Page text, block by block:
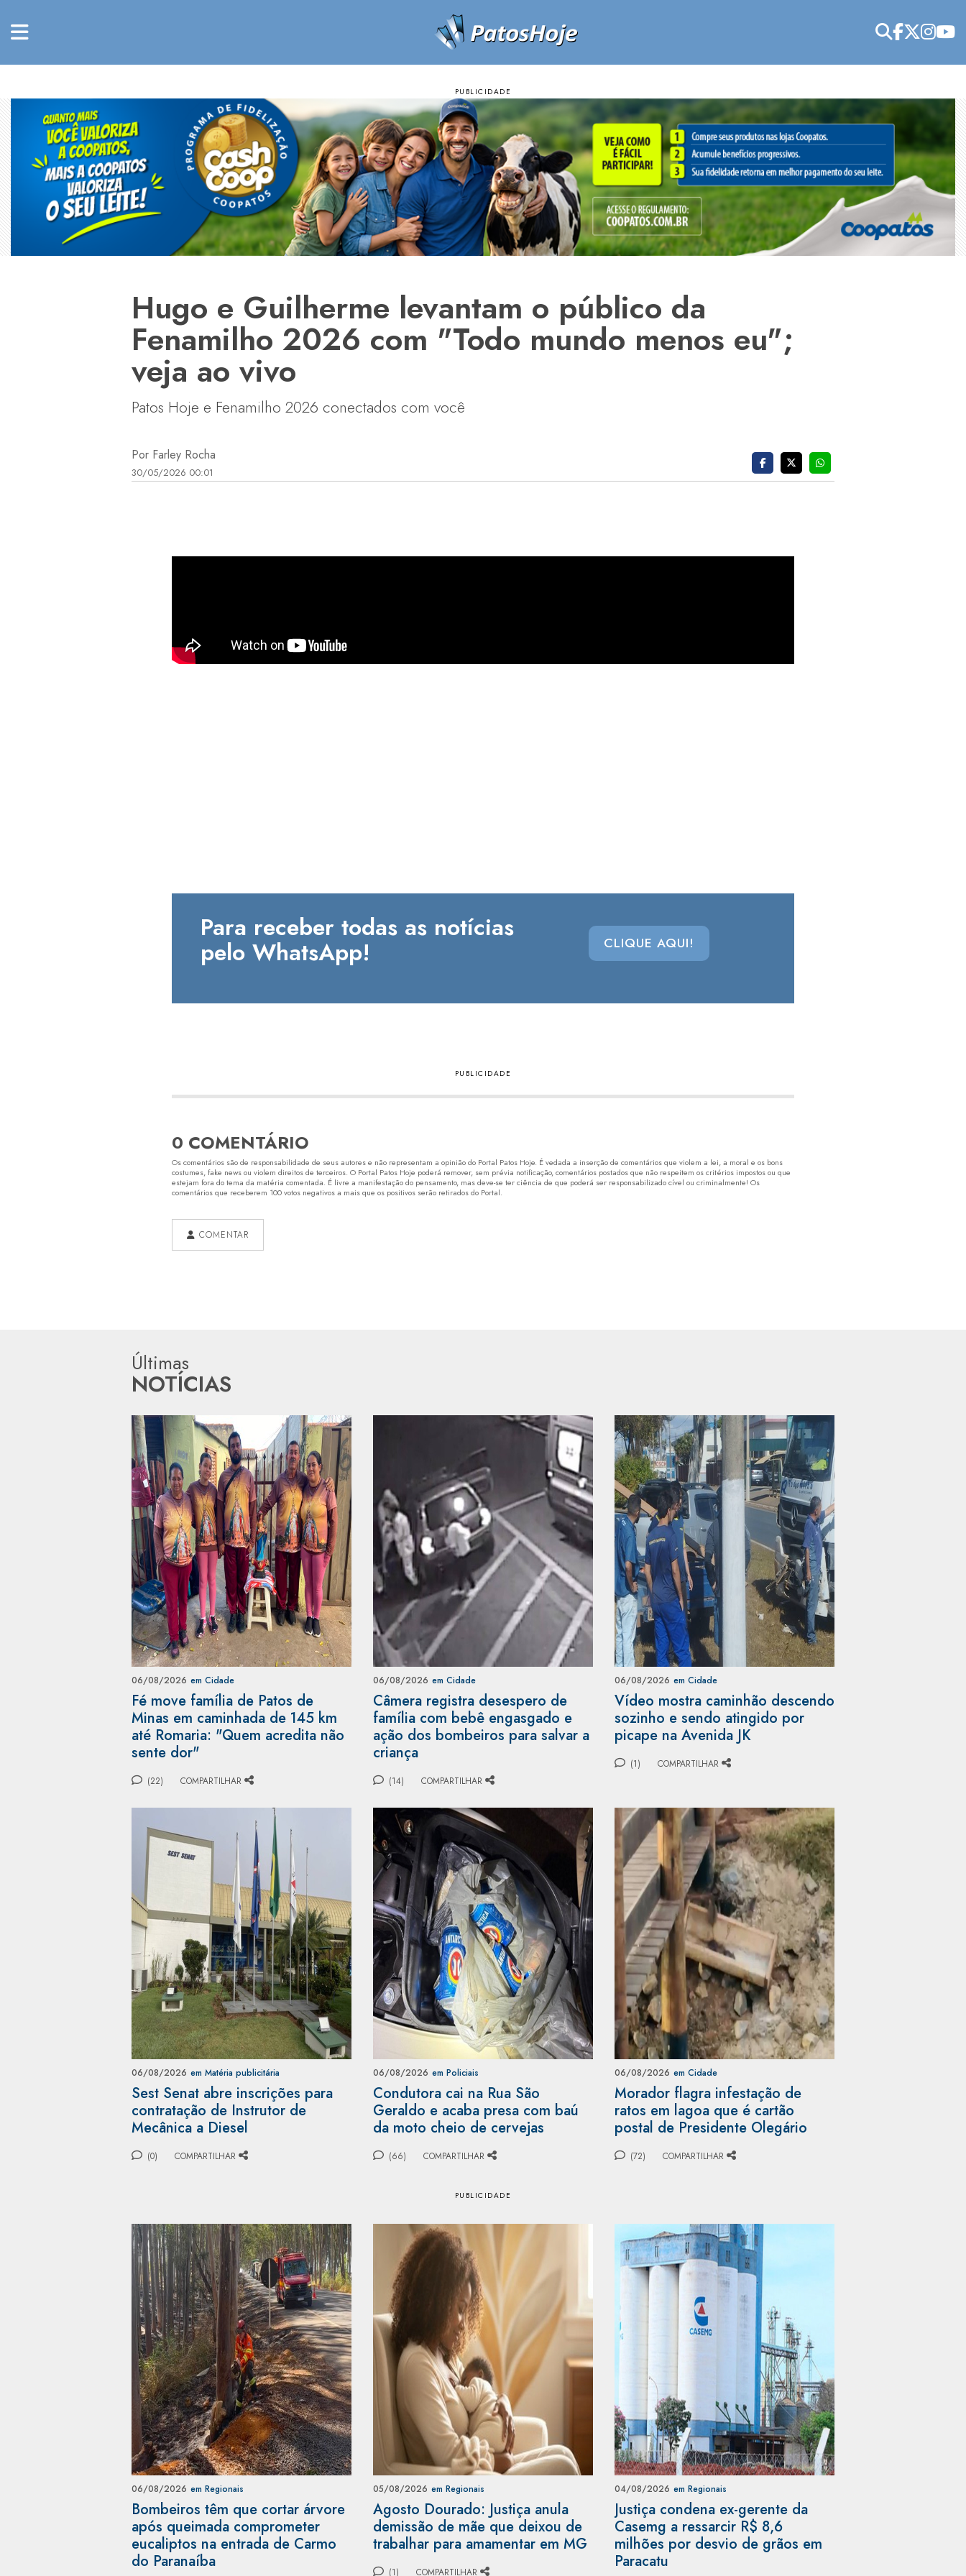
Hugo e Guilherme levantam o público da
Fenamilho 2026 com "Todo mundo menos eu";
veja ao vivo
Patos Hoje e Fenamilho 2026 conectados com você
Por Farley Rocha
30/05/2026 00:01
Para receber todas as notícias
pelo WhatsApp! CLIQUE AQUI!
0 COMENTÁRIO
Os comentários são de responsabilidade de seus autores e não representam a opinião do Portal Patos Hoje. É vedada a inserção de comentários que violem a lei, a moral e os bons
costumes, fake news ou violem direitos de terceiros. O Portal Patos Hoje poderá remover, sem prévia notificação, comentários postados que não respeitem os critérios impostos ou que
estejam fora do tema da matéria comentada. É livre a manifestação do pensamento, mas deve-se ter ciência de que poderá ser responsabilizado cível ou criminalmente! Os
comentários que receberem 100 votos negativos a mais que os positivos serão retirados do Portal.
COMENTAR
Últimas
NOTÍCIAS
06/08/2026 em Cidade
Fé move família de Patos de
Minas em caminhada de 145 km
até Romaria: "Quem acredita não
sente dor"
(22) COMPARTILHAR
06/08/2026 em Cidade
Câmera registra desespero de
família com bebê engasgado e
ação dos bombeiros para salvar a
criança
(14) COMPARTILHAR
06/08/2026 em Cidade
Vídeo mostra caminhão descendo
sozinho e sendo atingido por
picape na Avenida JK
(1) COMPARTILHAR
06/08/2026 em Matéria publicitária
Sest Senat abre inscrições para
contratação de Instrutor de
Mecânica a Diesel
(0) COMPARTILHAR
06/08/2026 em Policiais
Condutora cai na Rua São
Geraldo e acaba presa com baú
da moto cheio de cervejas
(66) COMPARTILHAR
06/08/2026 em Cidade
Morador flagra infestação de
ratos em lagoa que é cartão
postal de Presidente Olegário
(72) COMPARTILHAR
06/08/2026 em Regionais
Bombeiros têm que cortar árvore
após queimada comprometer
eucaliptos na entrada de Carmo
do Paranaíba
05/08/2026 em Regionais
Agosto Dourado: Justiça anula
demissão de mãe que deixou de
trabalhar para amamentar em MG
(1) COMPARTILHAR
04/08/2026 em Regionais
Justiça condena ex-gerente da
Casemg a ressarcir R$ 8,6
milhões por desvio de grãos em
Paracatu